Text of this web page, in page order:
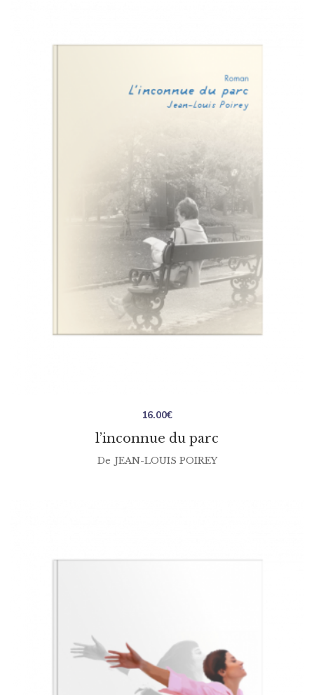
l’inconnue du parc
16.00€
De JEAN-LOUIS POIREY